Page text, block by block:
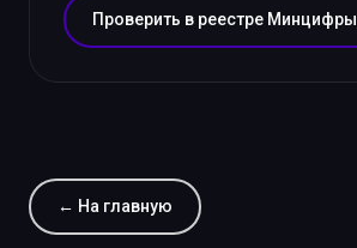
Проверить в реестре Минцифры
← На главную